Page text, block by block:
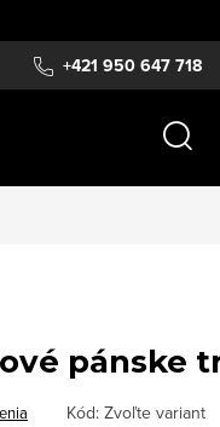
+421 950 647 718
pánske
Kód: Zvoľte variant